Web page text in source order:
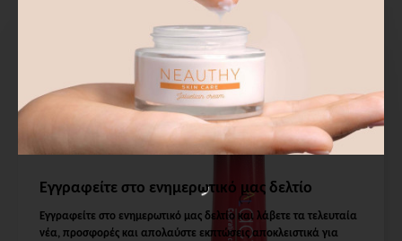
Εγγραφείτε στο ενημερωτικό μας δελτίο
Εγγραφείτε στο ενημερωτικό μας δελτίο και λάβετε τα τελευταία
νέα, προσφορές και απολαύστε εκπτώσεις αποκλειστικά για
ΑΠΟ ΤΗΝ ΙΔΙΑ ΚΑΤΗΓΟΡΙΑ